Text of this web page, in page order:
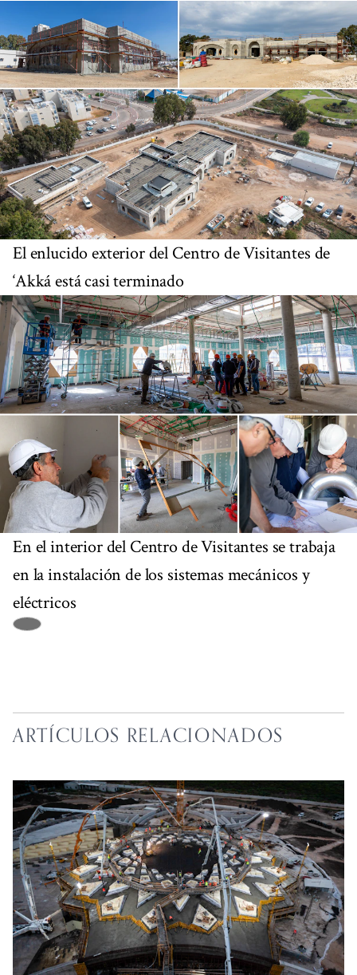
El enlucido exterior del Centro de Visitantes de
‘Akká está casi terminado
En el interior del Centro de Visitantes se trabaja
en la instalación de los sistemas mecánicos y
eléctricos
ARTÍCULOS RELACIONADOS